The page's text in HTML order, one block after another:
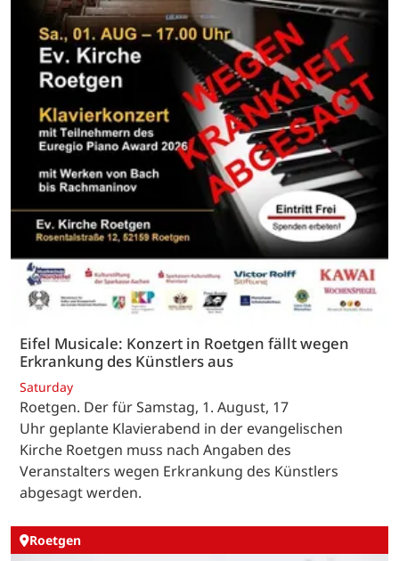
Eifel Musicale: Konzert in Roetgen fällt wegen
Erkrankung des Künstlers aus
Saturday
Roetgen. Der für Samstag, 1. August, 17
Uhr geplante Klavierabend in der evangelischen
Kirche Roetgen muss nach Angaben des
Veranstalters wegen Erkrankung des Künstlers
abgesagt werden.
Roetgen